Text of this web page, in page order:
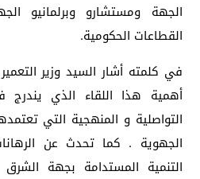
الجهة ومستشارو وبرلمانيو
القطاعات الحكومية.
في كلمته أشار السيد وزير
أهمية هذا اللقاء الذي يندرج
التواصلية و المنهجية التي
الجهوية . كما تحدث عن
التنمية المستدامة بجهة